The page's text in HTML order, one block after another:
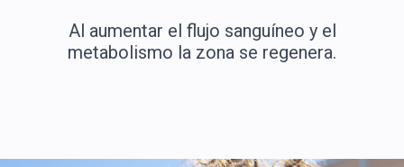
Al aumentar el flujo sanguíneo y el
metabolismo la zona se regenera.